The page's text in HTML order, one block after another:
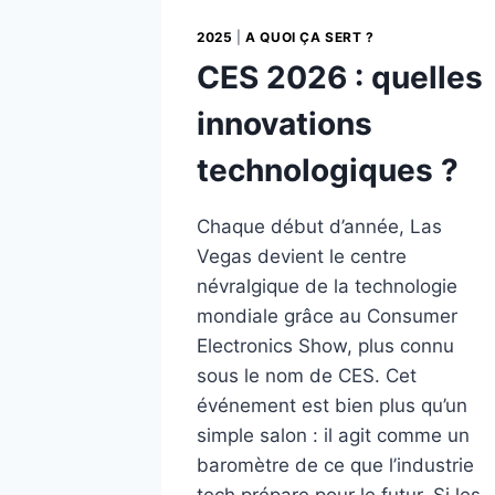
2025 |A QUOI ÇA SERT ?
CES 2026 : quelles
innovations
technologiques ?
Chaque début d’année, Las
Vegas devient le centre
névralgique de la technologie
mondiale grâce au Consumer
Electronics Show, plus connu
sous le nom de CES. Cet
événement est bien plus qu’un
simple salon : il agit comme un
baromètre de ce que l’industrie